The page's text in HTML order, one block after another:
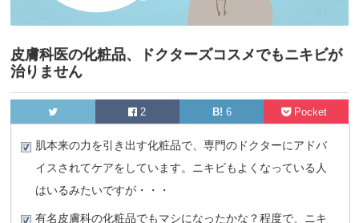
皮膚科医の化粧品、ドクターズコスメでもニキビが
治りません
2 B! 6 Pocket
肌本来の力を引き出す化粧品で、専門のドクターにアドバ
イスされてケアをしています。ニキビもよくなっている人
はいるみたいですが・・・
有名皮膚科の化粧品でもマシになったかな？程度で、ニキ